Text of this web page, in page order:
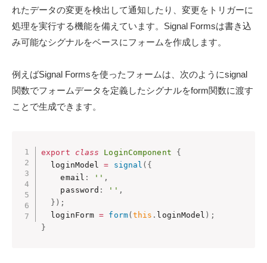
れたデータの変更を検出して通知したり、変更をトリガーに
処理を実行する機能を備えています。Signal Formsは書き込
み可能なシグナルをベースにフォームを作成します。
例えばSignal Formsを使ったフォームは、次のようにsignal
関数でフォームデータを定義したシグナルをform関数に渡す
ことで生成できます。
export class LoginComponent
{
  loginModel
= signal ( {
    email
: '' ,
    password
: '' ,
} ) ;
  loginForm
= form(this . loginModel ) ;
}